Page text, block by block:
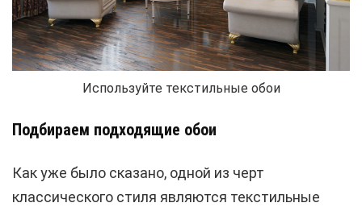
Используйте текстильные обои
Подбираем подходящие обои
Как уже было сказано, одной из черт
классического стиля являются текстильные